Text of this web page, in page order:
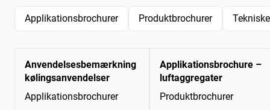
Applikationsbrochurer Produktbrochurer
Anvendelsesbemærkning
kølingsanvendelser
Applikationsbrochurer
Applikationsbrochure –
luftaggregater
Produktbrochurer